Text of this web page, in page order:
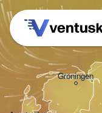
Groningen